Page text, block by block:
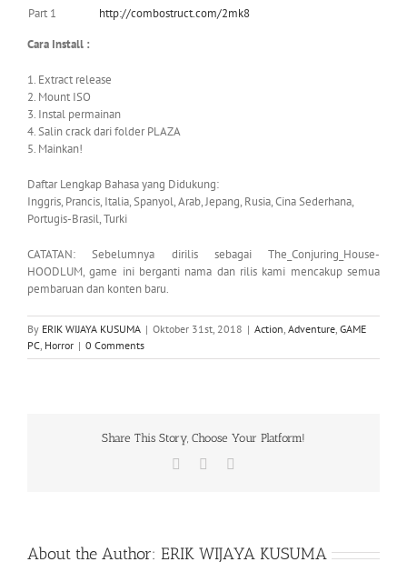
Part 1
http://combostruct.com/2mk8
Cara Install :
1. Extract release
2. Mount ISO
3. Instal permainan
4. Salin crack dari folder PLAZA
5. Mainkan!
Daftar Lengkap Bahasa yang Didukung:
Inggris, Prancis, Italia, Spanyol, Arab, Jepang, Rusia, Cina Sederhana,
Portugis-Brasil, Turki
CATATAN: Sebelumnya dirilis sebagai The_Conjuring_House-
HOODLUM, game ini berganti nama dan rilis kami mencakup semua
pembaruan dan konten baru.
By ERIK WIJAYA KUSUMA | Oktober 31st, 2018 | Action, Adventure, GAME
PC, Horror | 0 Comments
Share This Story, Choose Your Platform!
Facebook
About the Author: ERIK WIJAYA KUSUMA